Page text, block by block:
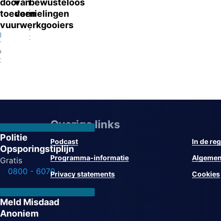
door
toedoen
vuurwerkgooiers
Eindhoven
13-
07-
2026
van
vernielingen
Eygelshoven
bewusteloos
Tilburg
13-
07-
2026
13-
07-
2026
Politie
Opsporingstiplijn
Gratis
0800 - 6070
Meld Misdaad
Anoniem
Overige links
Podcast
In de
Programma-informatie
Privacy statements
Cookies